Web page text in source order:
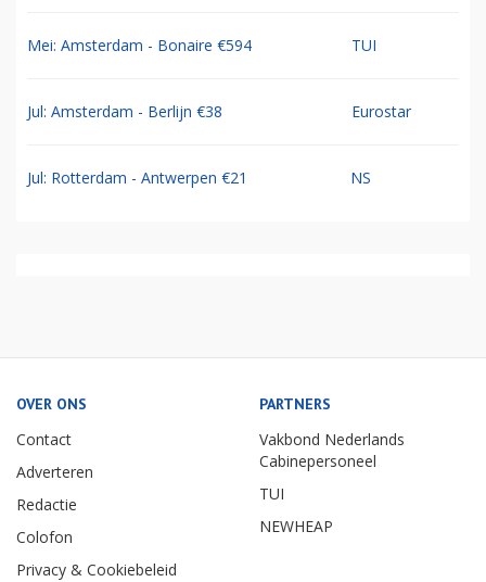
Mei: Amsterdam - Bonaire €594 TUI
Jul: Amsterdam - Berlijn €38 Eurostar
Jul: Rotterdam - Antwerpen €21 NS
OVER ONS
Contact
Adverteren
Redactie
Colofon
Privacy & Cookiebeleid
PARTNERS
Vakbond Nederlands
Cabinepersoneel
TUI
NEWHEAP